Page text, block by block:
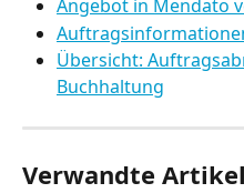
Angebot in Mendato
Übersicht:
Buchhaltung
Verwandte Artikel